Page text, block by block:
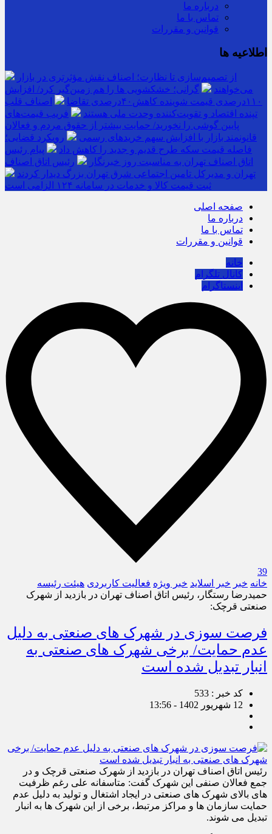
درباره ما
تماس با ما
قوانین و مقررات
اطلاعیه ها
از تصمیم‌سازی تا نظارت؛ اصناف نقش مؤثرتری در بازار
می‌خواهند
گرانی؛ خشکشویی‌ ها را هم زمین‌گیر کرد/ افزایش
۱۱۰درصدی قیمت شوینده کاهش۴۰درصدی تقاضا
اصناف قلب
تپنده اقتصاد و تقویت‌کننده وحدت ملی هستند
فریب قیمت‌های
پایین گوشی را نخورید/ حمایت بیشتر از حقوق مردم و فعالان
قانونمند بازار با افزایش سهم خریدهای رسمی
رویکرد قضایی؛
فاصله قیمت سکه طرح قدیم و جدید را کاهش داد
پیام رئیس
اتاق اصناف تهران به مناسبت روز خبرنگار
رئیس اتاق اصناف
تهران و مدیرکل تامین اجتماعی شرق تهران بزرگ دیدار کردند
ثبت قیمت کالا و خدمات در سامانه ۱۲۴ الزامی است
صفحه اصلی
درباره ما
تماس با ما
قوانین و مقررات
خانه
کانال تلگرام
اینستاگرام
39
خانه خبر خبر اسلايد خبر ویژه فعالیت کاربردی هیئت رئیسه
حمیدرضا رستگار، رئیس اتاق اصناف تهران در بازدید از شهرک
صنعتی قرچک:
فرصت سوزی در شهرک های صنعتی به دلیل
عدم حمایت/ برخی شهرک های صنعتی به
انبار تبدیل شده است
کد خبر : 533
12 شهریور 1402 - 13:56
رئیس اتاق اصناف تهران در بازدید از شهرک صنعتی قرچک و در
جمع فعالان صنفی این شهرک گفت: متاسفانه علی رغم ظرفیت
های بالای شهرک های صنعتی در ایجاد اشتغال و تولید به دلیل عدم
حمایت سازمان ها و مراکز مرتبط، برخی از این شهرک ها به انبار
تبدیل می شوند.